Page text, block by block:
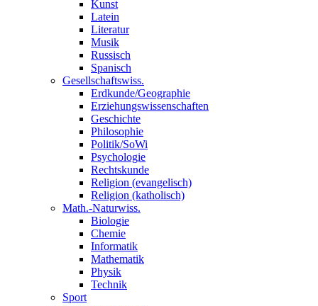
Kunst
Latein
Literatur
Musik
Russisch
Spanisch
Gesellschaftswiss.
Erdkunde/Geographie
Erziehungswissenschaften
Geschichte
Philosophie
Politik/SoWi
Psychologie
Rechtskunde
Religion (evangelisch)
Religion (katholisch)
Math.-Naturwiss.
Biologie
Chemie
Informatik
Mathematik
Physik
Technik
Sport